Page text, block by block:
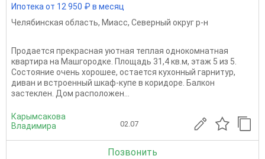
Ипотека от 12 950 ₽ в месяц
Челябинская область, Миасс, Северный округ р-н
Продается прекрасная уютная теплая однокомнатная
квартира на Машгородке. Площадь 31,4 кв.м, этаж 5 из 5.
Состояние очень хорошее, остается кухонный гарнитур,
диван и встроенный шкаф-купе в коридоре. Балкон
застеклен. Дом расположен...
Карымсакова
Владимира
02.07
Позвонить